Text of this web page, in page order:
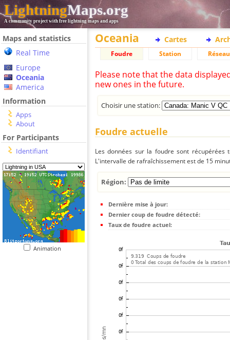
LightningMaps.org
A community project with free lightning maps and apps
Maps and statistics
Real Time
Europe
Oceania
America
Information
Apps
About
For Participants
Identifiant
Animation
Oceania Cartes
Foudre Station Réseau
Please note that the data
new ones in the future.
Choisir une station:
Foudre actuelle
Les données sur la foudre sont
L'intervalle de rafraîchissement est de 15
Région:
Dernière mise à jour:
Dernier coup de foudre détecté:
Taux de foudre actuel: